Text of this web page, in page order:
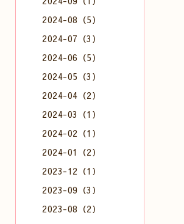
2024-08（5）
2024-07（3）
2024-06（5）
2024-05（3）
2024-04（2）
2024-03（1）
2024-02（1）
2024-01（2）
2023-12（1）
2023-09（3）
2023-08（2）